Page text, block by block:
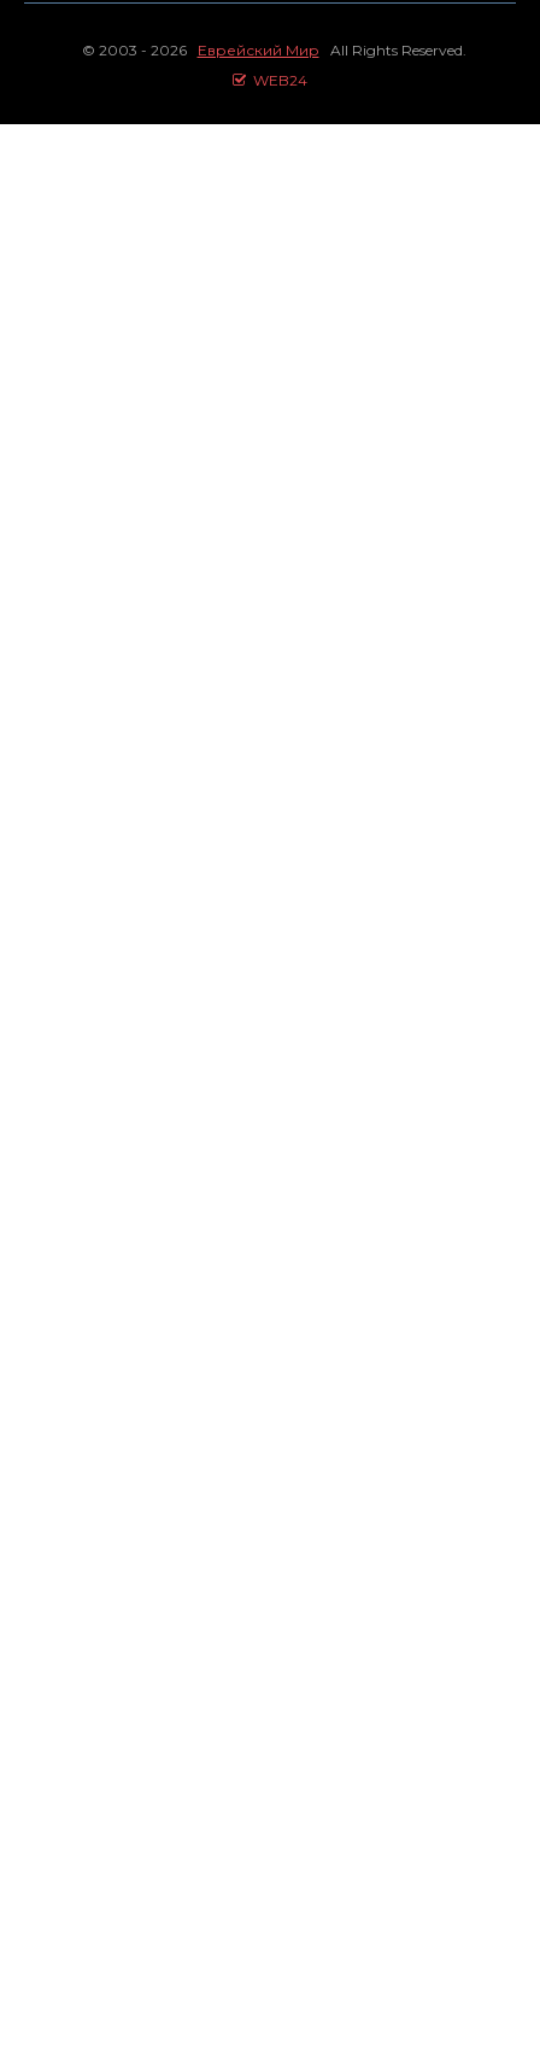
© 2003 - 2026 Еврейский Мир All Rights Reserved.
WEB24